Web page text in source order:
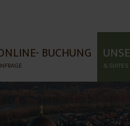
BUCHUNG
& SUITES